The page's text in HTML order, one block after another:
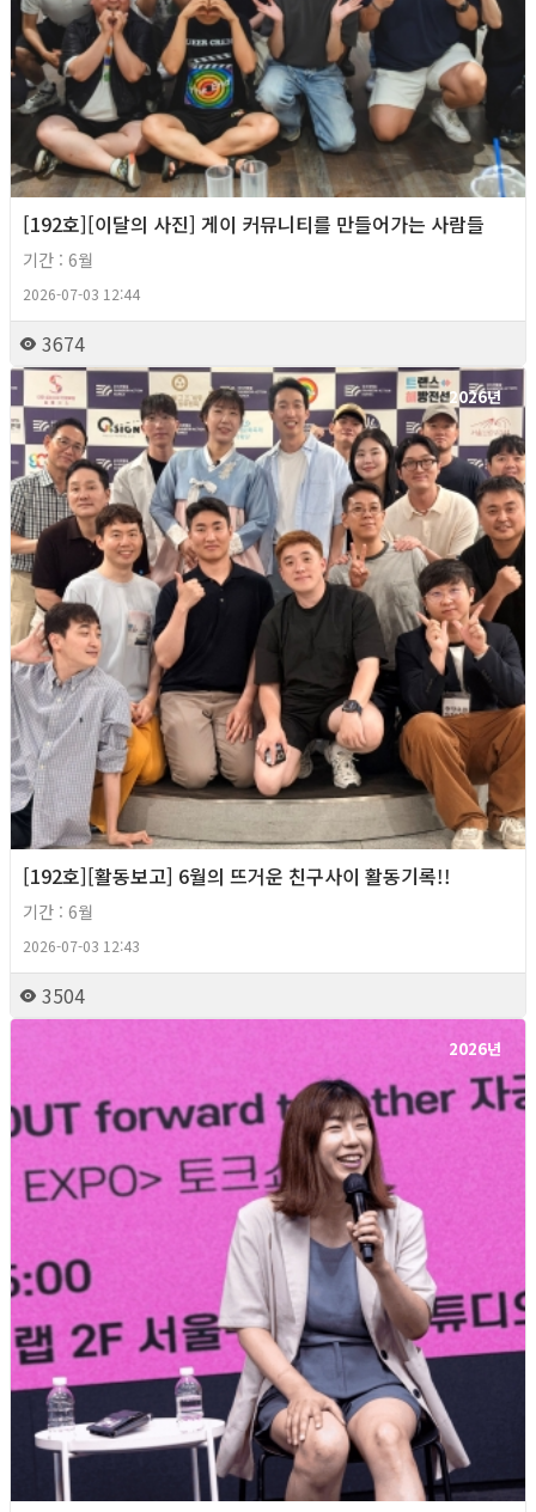
[192호][이달의 사진] 게이 커뮤니티를 만들어가는 사람들
기간 : 6월
2026-07-03 12:44
3674
2026년
[192호][활동보고] 6월의 뜨거운 친구사이 활동기록!!
기간 : 6월
2026-07-03 12:43
3504
2026년